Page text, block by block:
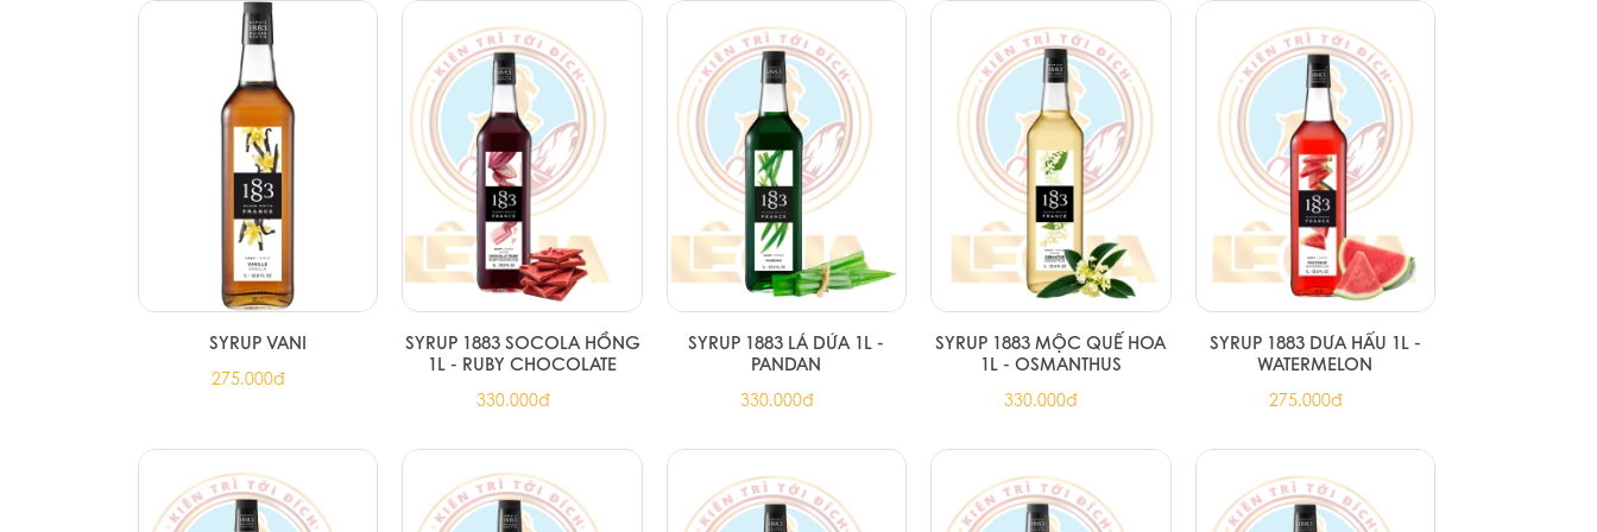
SYRUP VANI
275.000đ
SYRUP 1883 SOCOLA HỒNG
1L - RUBY CHOCOLATE
330.000đ
SYRUP 1883 LÁ DỨA 1L -
PANDAN
330.000đ
SYRUP 1883 MỘC QUẾ HOA
1L - OSMANTHUS
330.000đ
SYRUP 1883 DƯA HẤU 1L -
WATERMELON
275.000đ